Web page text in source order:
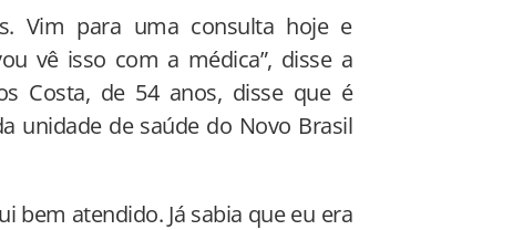
Vim para uma consulta hoje e
vê isso com a médica”, disse a
Costa, de 54 anos, disse que é
unidade de saúde do Novo Brasil
bem atendido. Já sabia que eu era